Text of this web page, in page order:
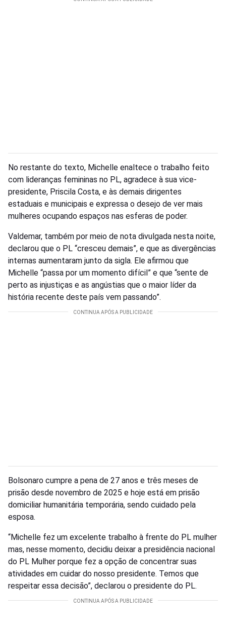
No restante do texto, Michelle enaltece o trabalho feito
com lideranças femininas no PL, agradece à sua vice-
presidente, Priscila Costa, e às demais dirigentes
estaduais e municipais e expressa o desejo de ver mais
mulheres ocupando espaços nas esferas de poder.
Valdemar, também por meio de nota divulgada nesta noite,
declarou que o PL “cresceu demais”, e que as divergências
internas aumentaram junto da sigla. Ele afirmou que
Michelle “passa por um momento difícil” e que “sente de
perto as injustiças e as angústias que o maior líder da
história recente deste país vem passando”.
Bolsonaro cumpre a pena de 27 anos e três meses de
prisão desde novembro de 2025 e hoje está em prisão
domiciliar humanitária temporária, sendo cuidado pela
esposa.
“Michelle fez um excelente trabalho à frente do PL mulher
mas, nesse momento, decidiu deixar a presidência nacional
do PL Mulher porque fez a opção de concentrar suas
atividades em cuidar do nosso presidente. Temos que
respeitar essa decisão”, declarou o presidente do PL.